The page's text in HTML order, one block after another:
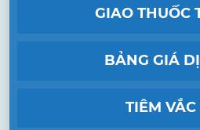
GIAO THUỐC
BẢNG GIÁ
TIÊM VẮC